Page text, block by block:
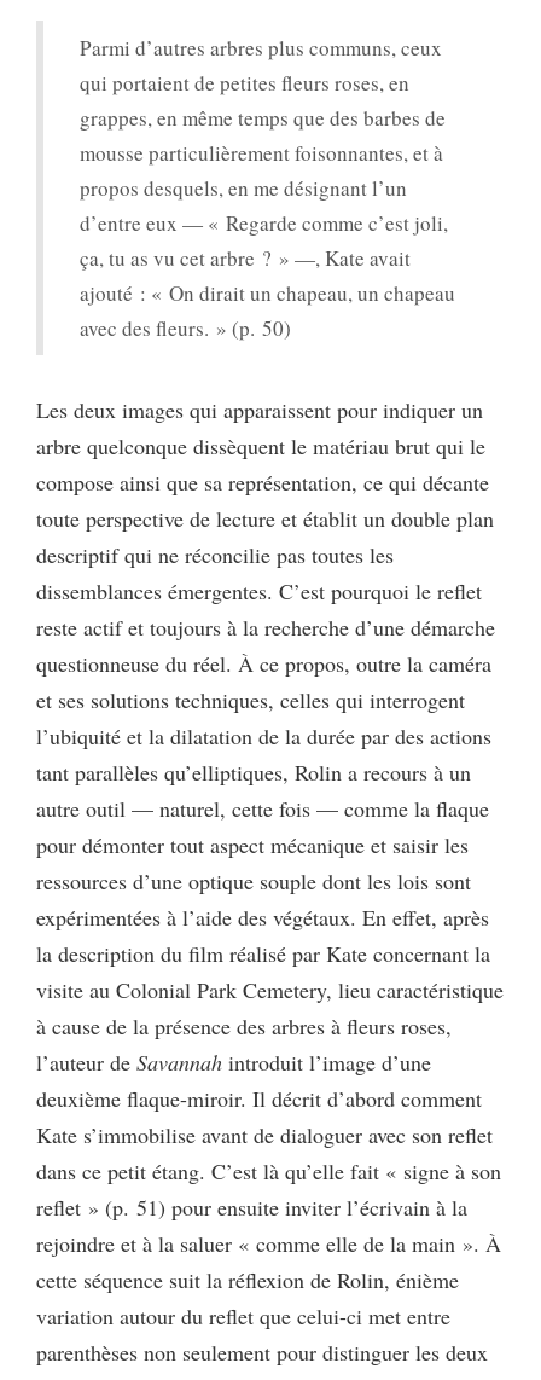
Parmi d’autres arbres plus communs, ceux
qui portaient de petites fleurs roses, en
grappes, en même temps que des barbes de
mousse particulièrement foisonnantes, et à
propos desquels, en me désignant l’un
d’entre eux — « Regarde comme c’est joli,
ça, tu as vu cet arbre ? » —, Kate avait
ajouté : « On dirait un chapeau, un chapeau
avec des fleurs. » (p. 50)
Les deux images qui apparaissent pour indiquer un
arbre quelconque dissèquent le matériau brut qui le
compose ainsi que sa représentation, ce qui décante
toute perspective de lecture et établit un double plan
descriptif qui ne réconcilie pas toutes les
dissemblances émergentes. C’est pourquoi le reflet
reste actif et toujours à la recherche d’une démarche
questionneuse du réel. À ce propos, outre la caméra
et ses solutions techniques, celles qui interrogent
l’ubiquité et la dilatation de la durée par des actions
tant parallèles qu’elliptiques, Rolin a recours à un
autre outil — naturel, cette fois — comme la flaque
pour démonter tout aspect mécanique et saisir les
ressources d’une optique souple dont les lois sont
expérimentées à l’aide des végétaux. En effet, après
la description du film réalisé par Kate concernant la
visite au Colonial Park Cemetery, lieu caractéristique
à cause de la présence des arbres à fleurs roses,
l’auteur de Savannah introduit l’image d’une
deuxième flaque-miroir. Il décrit d’abord comment
Kate s’immobilise avant de dialoguer avec son reflet
dans ce petit étang. C’est là qu’elle fait « signe à son
reflet » (p. 51) pour ensuite inviter l’écrivain à la
rejoindre et à la saluer « comme elle de la main ». À
cette séquence suit la réflexion de Rolin, énième
variation autour du reflet que celui-ci met entre
parenthèses non seulement pour distinguer les deux